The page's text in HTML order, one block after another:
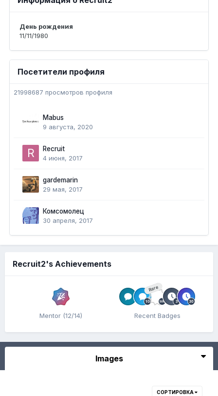
День рождения
11/11/1980
Посетители профиля
21998687 просмотров профиля
Mabus
9 августа, 2020
Recruit
4 июня, 2017
gardemarin
29 мая, 2017
Комсомолец
30 апреля, 2017
Recruit2's Achievements
Mentor (12/14)
Rare
Recent Badges
Images
СОРТИРОВКА